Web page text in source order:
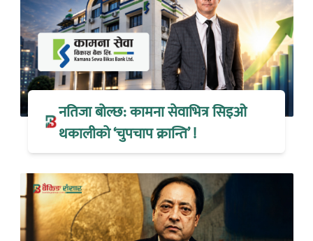
नतिजा बोल्छ: कामना सेवाभित्र सिइओ
थकालीको ‘चुपचाप क्रान्ति’ !